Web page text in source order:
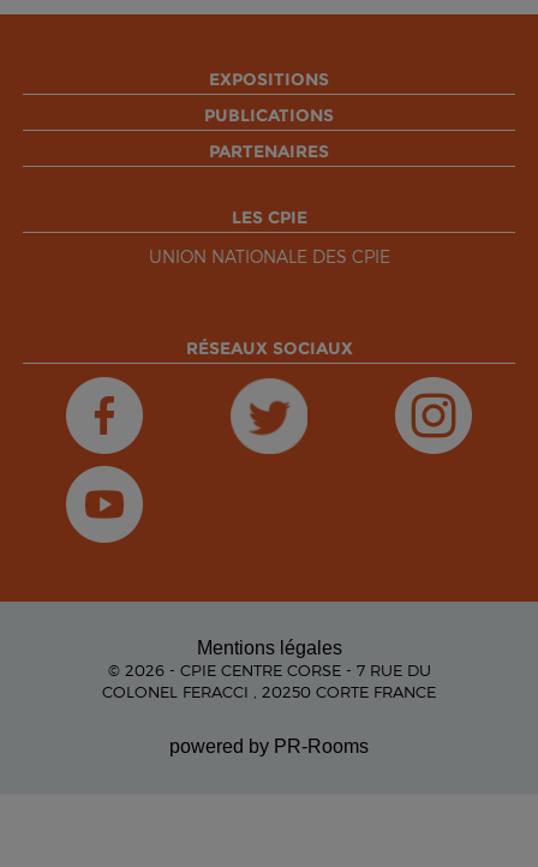
EXPOSITIONS
PUBLICATIONS
PARTENAIRES
LES CPIE
UNION NATIONALE DES CPIE
RÉSEAUX SOCIAUX
Mentions légales
© 2026 - CPIE CENTRE CORSE - 7 RUE DU
COLONEL FERACCI , 20250 CORTE FRANCE
powered by PR-Rooms